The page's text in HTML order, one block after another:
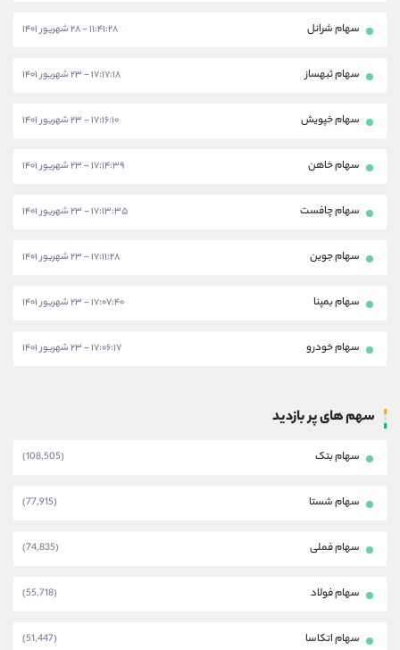
سهام شرانل ۱۱:۴۱:۲۸ - ۲۸ شهریور ۱۴۰۱
سهام ثبهساز ۱۷:۱۷:۱۸ - ۲۳ شهریور ۱۴۰۱
سهام خپویش ۱۷:۱۶:۱۰ - ۲۳ شهریور ۱۴۰۱
سهام خاهن ۱۷:۱۴:۳۹ - ۲۳ شهریور ۱۴۰۱
سهام چافست ۱۷:۱۳:۳۵ - ۲۳ شهریور ۱۴۰۱
سهام جوین ۱۷:۱۱:۲۸ - ۲۳ شهریور ۱۴۰۱
سهام بمپنا ۱۷:۰۷:۴۰ - ۲۳ شهریور ۱۴۰۱
سهام خودرو ۱۷:۰۶:۱۷ - ۲۳ شهریور ۱۴۰۱
سهم های پر بازدید
سهام بتک (108,505)
سهام شستا (77,915)
سهام فملی (74,835)
سهام فولاد (55,718)
سهام اتکاسا (51,447)